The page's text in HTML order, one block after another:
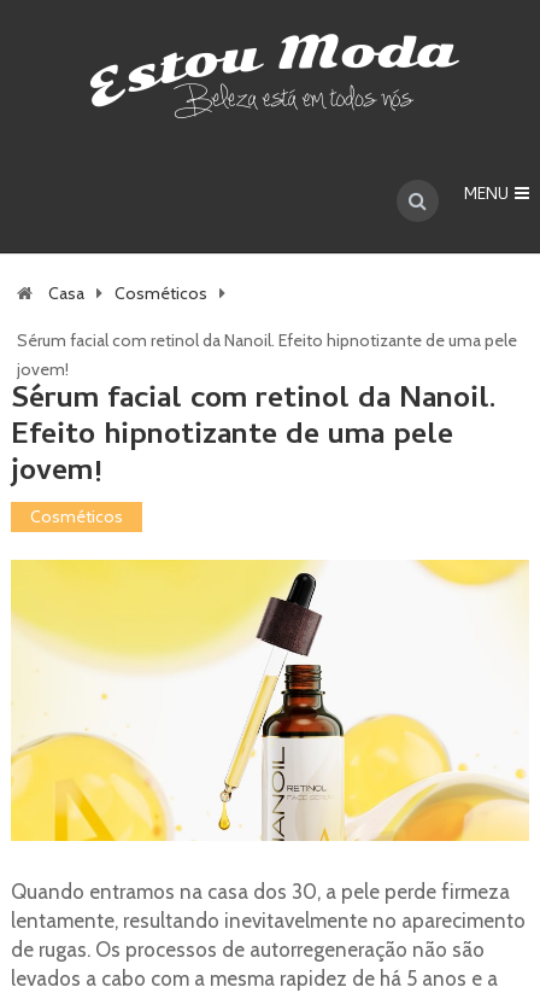
MENU
Casa Cosméticos
Sérum facial com retinol da Nanoil. Efeito hipnotizante de uma pele
jovem!
Sérum facial com retinol da Nanoil.
Efeito hipnotizante de uma pele
jovem!
Cosméticos
Quando entramos na casa dos 30, a pele perde firmeza
lentamente, resultando inevitavelmente no aparecimento
de rugas. Os processos de autorregeneração não são
levados a cabo com a mesma rapidez de há 5 anos e a